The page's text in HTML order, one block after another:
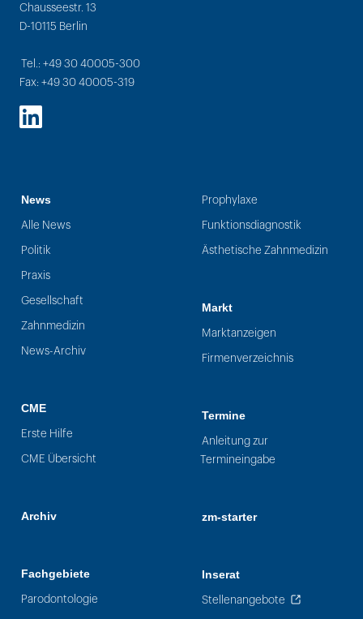
Chausseestr. 13
D-10115 Berlin
Tel.: +49 30 40005-300
Fax: +49 30 40005-319
LinkedIn
News
Alle News
Politik
Praxis
Gesellschaft
Zahnmedizin
News-Archiv
CME
Erste Hilfe
CME Übersicht
Archiv
Fachgebiete
Parodontologie
Prophylaxe
Funktionsdiagnostik
Ästhetische Zahnmedizin
Markt
Marktanzeigen
Firmenverzeichnis
Termine
Anleitung zur
Termineingabe
zm-starter
Inserat
Stellenangebote